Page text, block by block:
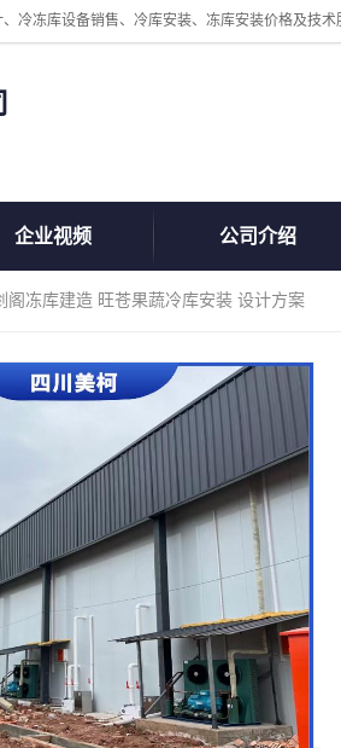
企业视频 公司介绍
阁冻库建造 旺苍果蔬冷库安装 设计方案